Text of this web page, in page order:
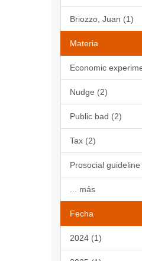
Briozzo, Juan (1)
Materia
Economic
Nudge (2)
Public bad (2)
Tax (2)
Prosocial guideline
... más
Fecha
2024 (1)